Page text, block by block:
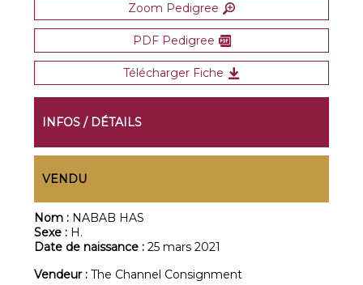
Zoom Pedigree
PDF Pedigree
Télécharger Fiche
INFOS / DÉTAILS
VENDU
Nom : NABAB HAS
Sexe : H.
Date de naissance :25 mars 2021
Vendeur :The Channel Consignment